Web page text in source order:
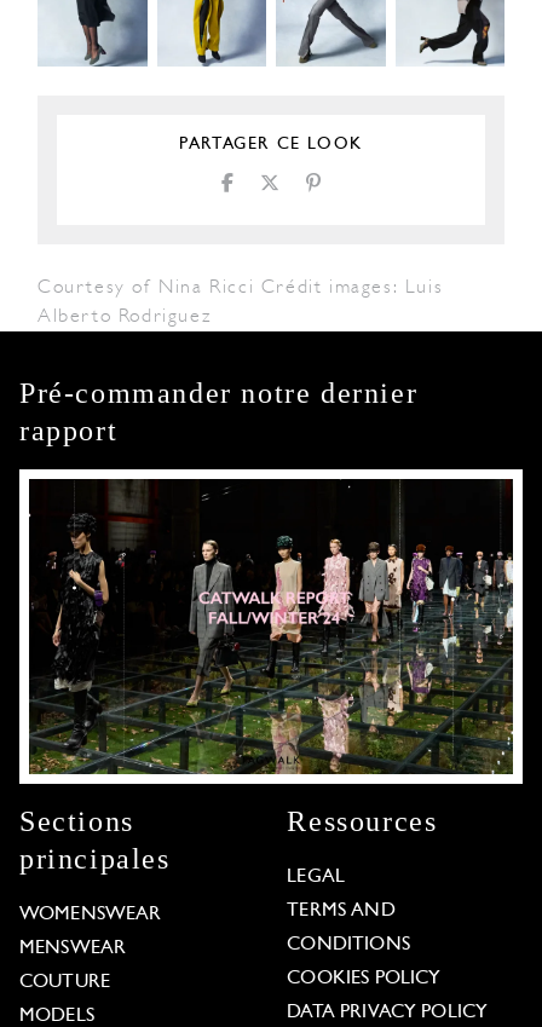
PARTAGER CE LOOK
Courtesy of Nina Ricci Crédit images: Luis
Alberto Rodriguez
Pré-commander notre dernier
rapport
Sections
principales
WOMENSWEAR
MENSWEAR
COUTURE
MODELS
Ressources
LEGAL
TERMS AND
CONDITIONS
COOKIES POLICY
DATA PRIVACY POLICY